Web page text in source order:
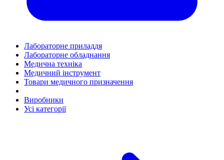
Лабораторне приладдя
Лабораторне обладнання
Медична техніка
Медичний інструмент
Товари медичного призначення
Виробники
Усі категорії